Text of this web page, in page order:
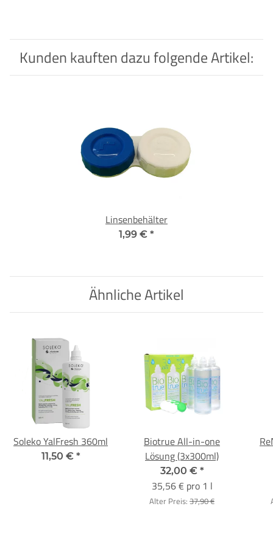
Kunden kauften dazu folgende Artikel:
Linsenbehälter
1,99 € *
Ähnliche Artikel
Soleko YalFresh 360ml
11,50 € *
Biotrue All-in-one
Lösung (3x300ml)
32,00 € *
35,56 € pro 1 l
Alter Preis: 37,90 €